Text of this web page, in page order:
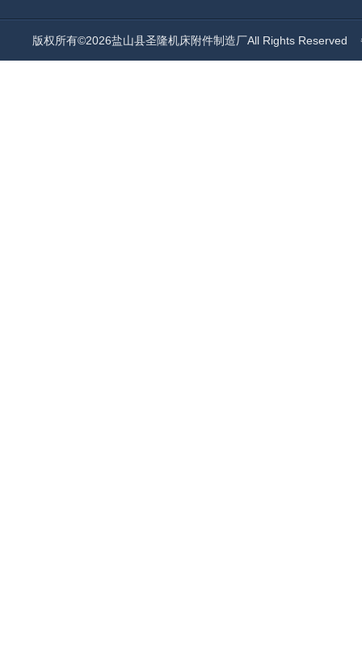
版权所有©2026盐山县圣隆机床附件制造厂All Rights Reserved